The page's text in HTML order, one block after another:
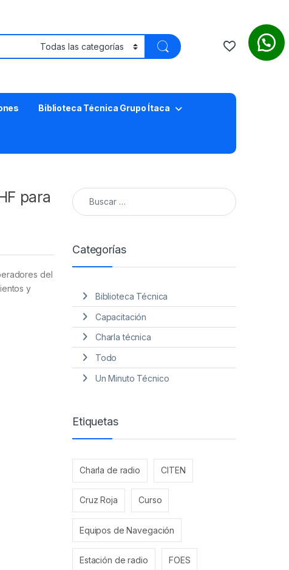
Biblioteca Técnica Grupo Ítaca
para
del
y
Buscar:
Categorías
Biblioteca Técnica
Capacitación
Charla técnica
Todo
Un Minuto Técnico
Etiquetas
Charla de radio CITEN
Cruz Roja Curso
Equipos de Navegación
Estación de radio FOES